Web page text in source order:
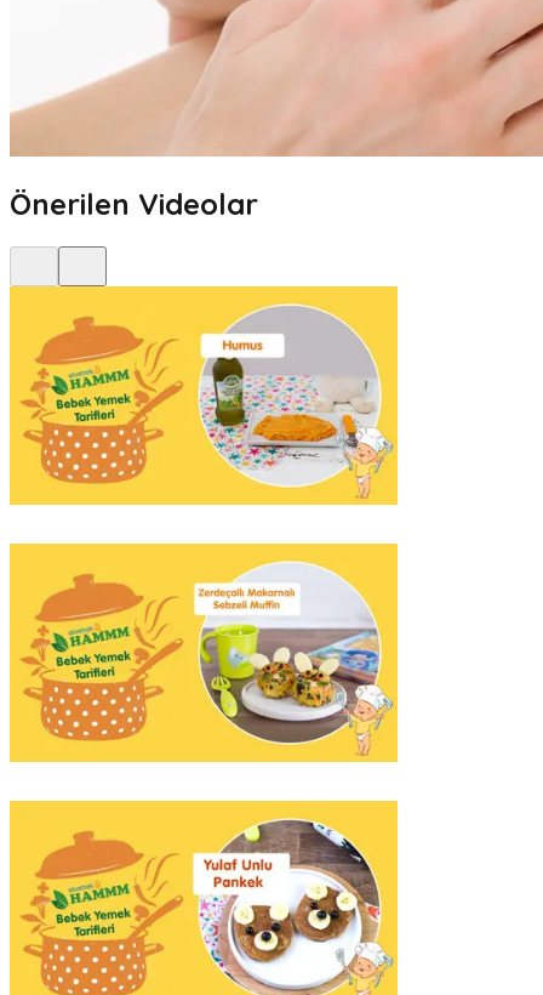
Önerilen Videolar